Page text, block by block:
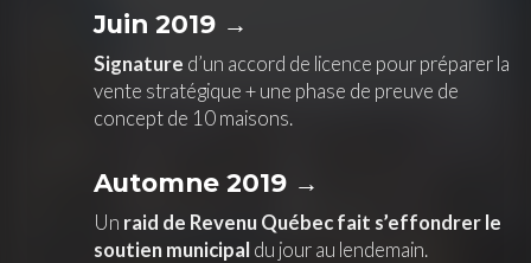
Juin 2019 →
Signature d’un accord de licence pour préparer la
vente stratégique + une phase de preuve de
concept de 10 maisons.
Automne 2019 →
Un raid de Revenu Québec fait s’effondrer le
soutien municipal du jour au lendemain.